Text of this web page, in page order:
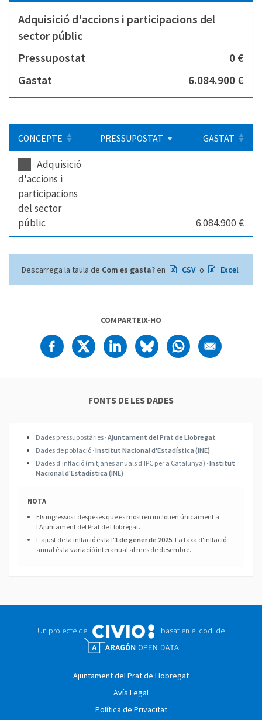
Adquisició d'accions i participacions del
sector públic
Pressupostat
0 €
Gastat
6.084.900 €
CONCEPTE PRESSUPOSTAT GASTAT
+
Adquisició
d'accions i
participacions
del sector
públic
6.084.900 €
Descarrega la taula de Com es gasta?en CSV o Excel
COMPARTEIX-HO
FONTS DE LES DADES
Dades pressupostàries · Ajuntament del Prat de Llobregat
Dades de població · Institut Nacional d'Estadística (INE)
Dades d'inflació (mitjanes anuals d'IPC per a Catalunya) · Institut
Nacional d'Estadística (INE)
NOTA
Els ingressos i despeses que es mostren inclouen únicament a
l'Ajuntament del Prat de Llobregat.
L'ajust de la inflació es fa l'1 de gener de 2025. La taxa d'inflació
anual és la variació interanual al mes de desembre.
Un projecte de basat en el codi de
Ajuntament del Prat de Llobregat
Avís Legal
Política de Privacitat